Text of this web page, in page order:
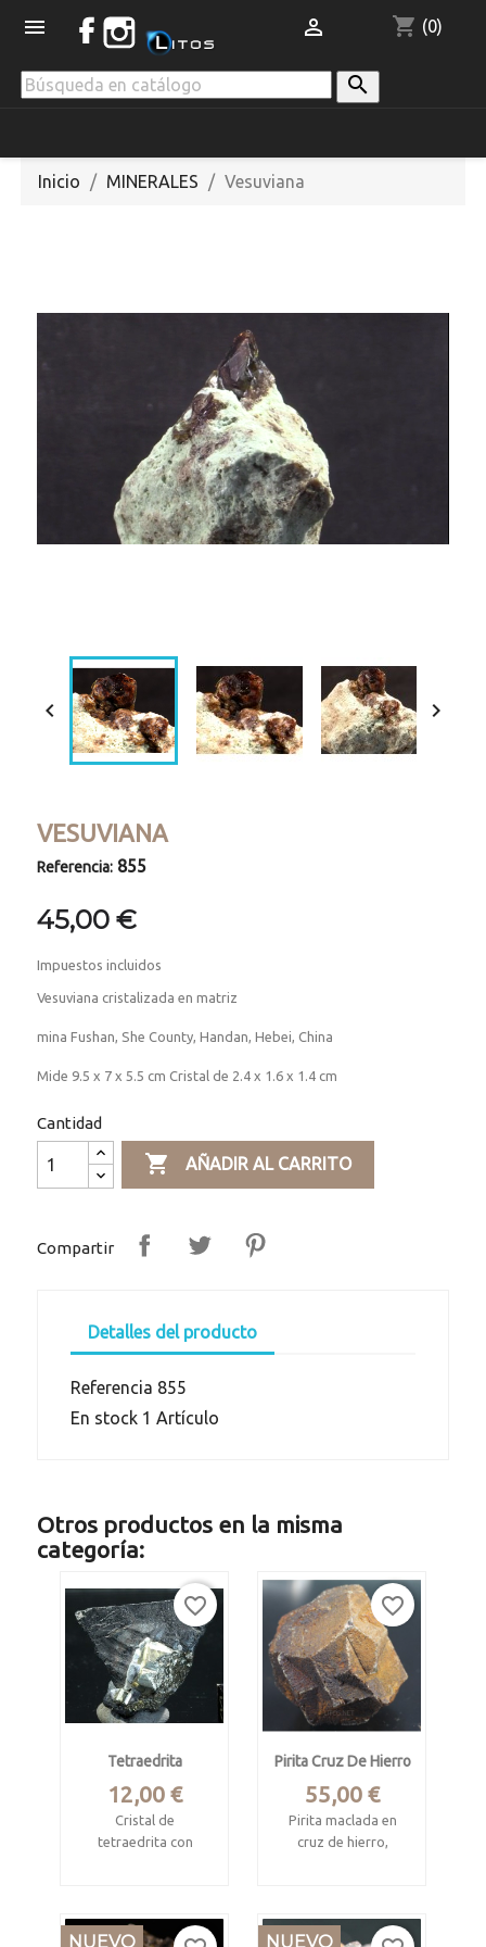
 shopping_cart (0)


Inicio MINERALES Vesuviana
 
VESUVIANA
Referencia: 855
45,00 €
Impuestos incluidos
Vesuviana cristalizada en matriz
mina Fushan, She County, Handan, Hebei, China
Mide 9.5 x 7 x 5.5 cm Cristal de 2.4 x 1.6 x 1.4 cm
Cantidad
 AÑADIR AL CARRITO
Compartir
Detalles del producto
Referencia 855
En stock 1 Artículo
Otros productos en la misma
categoría:
Tetraedrita
Precio
12,00 €
Cristal de
tetraedrita con
District, Huarochirí,
favorite_border
Pirita Cruz De Hierro
Precio
55,00 €
Pirita maclada en
cruz de hierro,
Gachalá,
favorite_border
NUEVO NUEVO